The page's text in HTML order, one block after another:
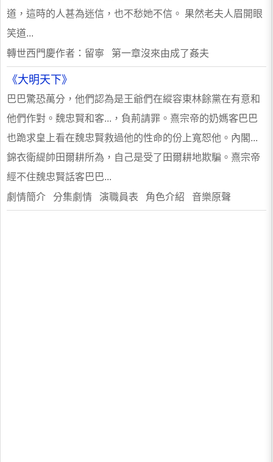
道，這時的人甚為迷信，也不愁她不信。 果然老夫人眉開眼
笑道...
轉世西門慶作者：留寧 第一章沒來由成了姦夫
《大明天下》
巴巴驚恐萬分，他們認為是王爺們在縱容東林餘黨在有意和
他們作對。魏忠賢和客...，負荊請罪。熹宗帝的奶媽客巴巴
也跪求皇上看在魏忠賢救過他的性命的份上寬恕他。內閣...
錦衣衛緹帥田爾耕所為，自己是受了田爾耕地欺騙。熹宗帝
經不住魏忠賢話客巴巴...
劇情簡介 分集劇情 演職員表 角色介紹 音樂原聲